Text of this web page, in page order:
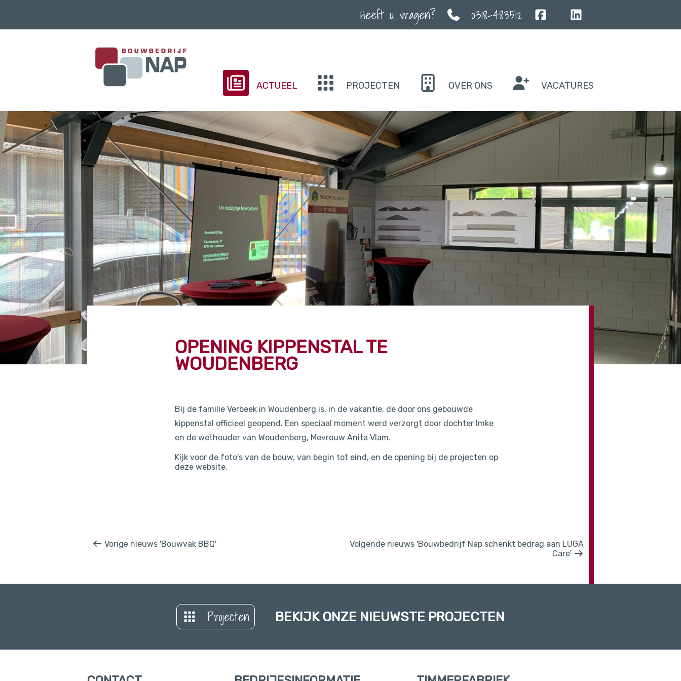
Heeft u vragen? 0318-483512
ACTUEEL PROJECTEN OVER ONS VACATURES
OPENING KIPPENSTAL TE
WOUDENBERG
Bij de familie Verbeek in Woudenberg is, in de vakantie, de door ons gebouwde
kippenstal officieel geopend. Een speciaal moment werd verzorgt door dochter Imke
en de wethouder van Woudenberg, Mevrouw Anita Vlam.
Kijk voor de foto's van de bouw, van begin tot eind, en de opening bij de projecten op
deze website.
Volgende nieuws 'Bouwbedrijf Nap schenkt bedrag aan LUGA
Care'
Vorige nieuws 'Bouwvak BBQ'
Projecten BEKIJK ONZE NIEUWSTE PROJECTEN